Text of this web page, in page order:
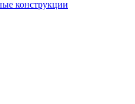
конструкции